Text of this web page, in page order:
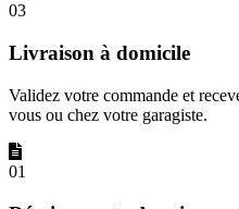
03
Livraison à domicile
Validez votre commande et
vous ou chez votre garagiste.
01